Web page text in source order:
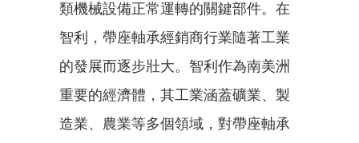
類機械設備正常運轉的關鍵部件。在
智利，帶座軸承經銷商行業隨著工業
的發展而逐步壯大。智利作為南美洲
重要的經濟體，其工業涵蓋礦業、製
造業、農業等多個領域，對帶座軸承